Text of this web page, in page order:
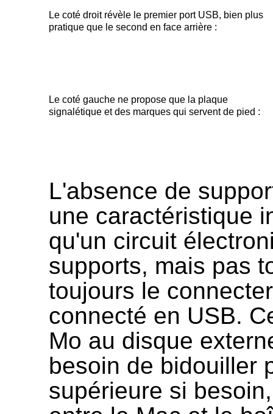
Le coté droit révèle le premier port USB, bien plus
pratique que le second en face arrière :
Le coté gauche ne propose que la plaque
signalétique et des marques qui servent de pied :
L'absence de
une caractéristique
qu'un circuit
supports, mais pas
toujours le
connecté en USB.
Mo au disque
besoin de bidouiller
supérieure si